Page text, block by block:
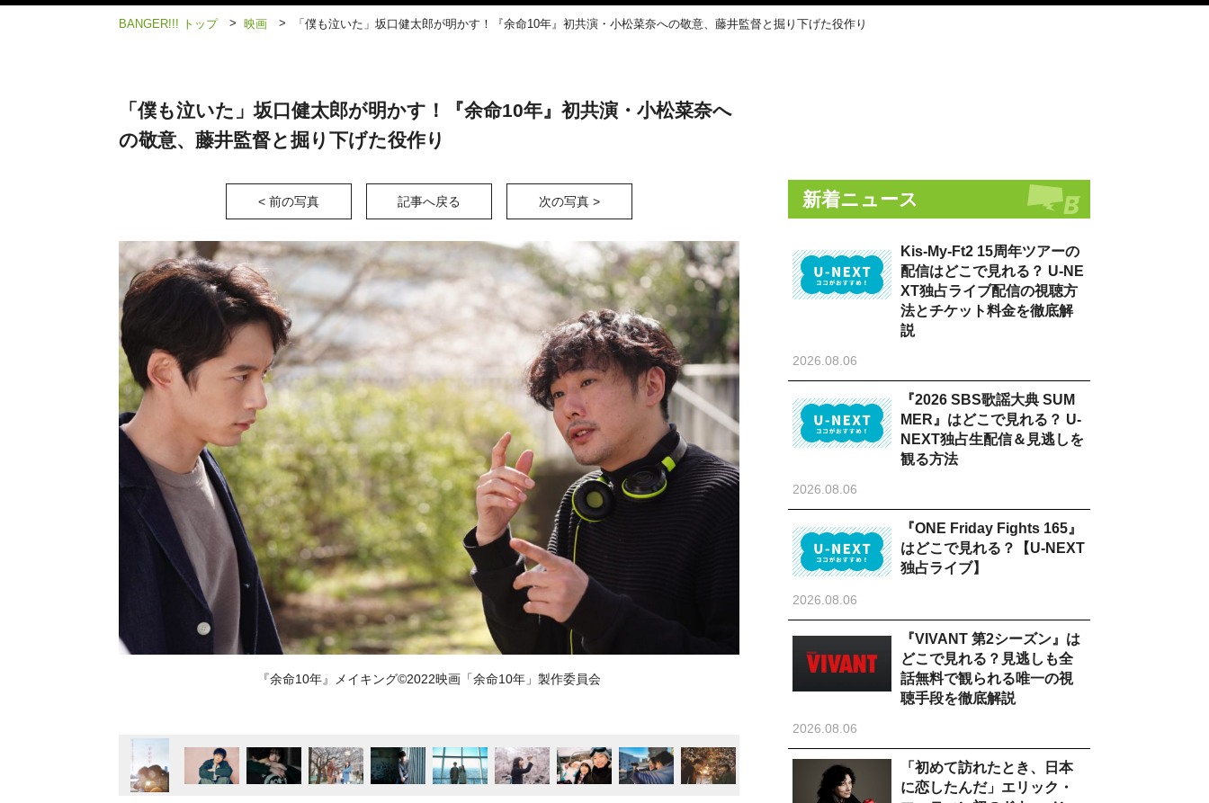
BANGER!!! トップ > 映画 > 「僕も泣いた」坂口健太郎が明かす！『余命10年』初共演・小松菜奈への敬意、藤井監督と掘り下げた役作り
「僕も泣いた」坂口健太郎が明かす！『余命10年』初共演・小松菜奈へ
の敬意、藤井監督と掘り下げた役作り
< 前の写真 記事へ戻る 次の写真 >
『余命10年』メイキング©2022映画「余命10年」製作委員会
新着ニュース
Kis-My-Ft2 15周年ツアーの
配信はどこで見れる？ U-NE
XT独占ライブ配信の視聴方
法とチケット料金を徹底解
説
2026.08.06
『2026 SBS歌謡大典 SUM
MER』はどこで見れる？ U-
NEXT独占生配信＆見逃しを
観る方法
2026.08.06
『ONE Friday Fights 165』
はどこで見れる？【U-NEXT
独占ライブ】
2026.08.06
『VIVANT 第2シーズン』は
どこで見れる？見逃しも全
話無料で観られる唯一の視
聴手段を徹底解説
2026.08.06
「初めて訪れたとき、日本
に恋したんだ」エリック・